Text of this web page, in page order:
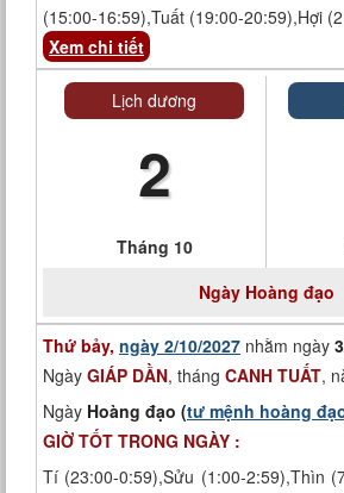
(15:00-16:59),Tuất (19:00-20:59),Hợi
Xem chi tiết
Lịch dương
2
Tháng 10
Ngày Hoàng đạo
Thứ bảy, ngày 2/10/2027 nhằm ngày
Ngày GIÁP DẦN, tháng CANH TUẤT,
Ngày Hoàng đạo (tư mệnh hoàng
GIỜ TỐT TRONG NGÀY :
Tí (23:00-0:59),Sửu (1:00-2:59),Thìn